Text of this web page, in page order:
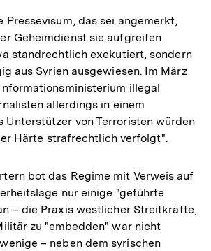
Pressevisum, das sei angemerkt,
Geheimdienst sie aufgreifen
standrechtlich exekutiert, sondern
aus Syrien ausgewiesen. Im März
illegal
allerdings in einem
Unterstützer von Terroristen würden
Härte strafrechtlich verfolgt".
bot das Regime mit Verweis auf
nur einige "geführte
– die Praxis westlicher Streitkräfte,
zu "embedden" war nicht
– neben dem syrischen